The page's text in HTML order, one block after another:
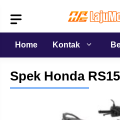
isi
Home
Kontak
Spek Honda